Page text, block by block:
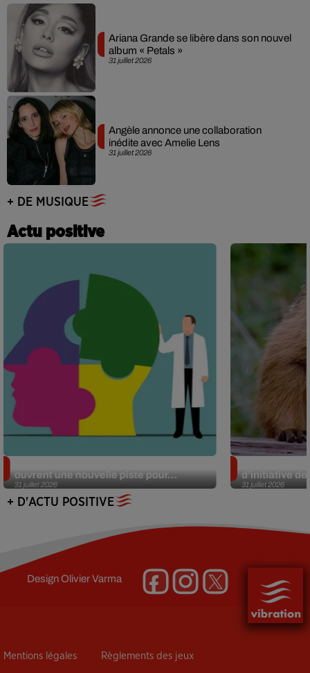
31 juillet 2026
Ariana Grande se libère dans son nouvel
album « Petals »
31 juillet 2026
Angèle annonce une collaboration
inédite avec Amelie Lens
+ DE MUSIQUE
Actu positive
31 juillet 2026
ouvrent une nouvelle piste pour...
31 juillet 2026
d’initiative
+ D'ACTU POSITIVE
DesignOlivier Varma
Mentions légales Règlements des jeux